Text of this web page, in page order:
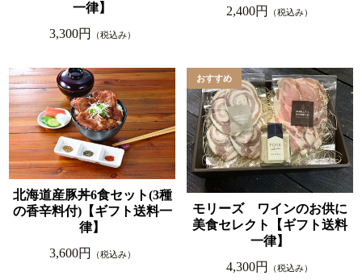
一律】
3,300円
（税込み）
2,400円
（税込み）
北海道産豚丼6食セット(3種
の香辛料付)【ギフト送料一
律】
3,600円
（税込み）
モリーズ ワインのお供に
美食セレクト【ギフト送料
一律】
4,300円
（税込み）